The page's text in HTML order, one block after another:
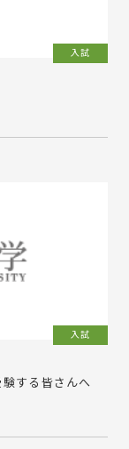
入試
入試
する皆さんへ